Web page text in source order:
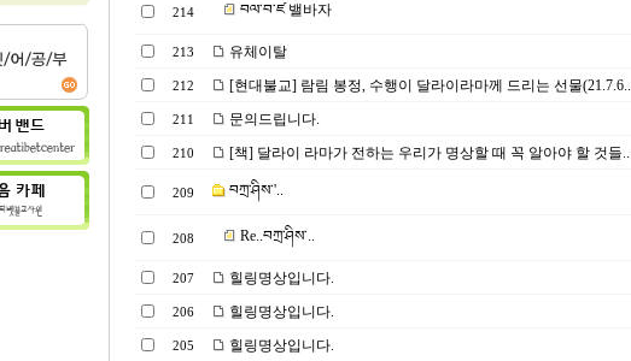
214 བལ་བ་ཛ 밸바자
213 유체이탈
212 [현대불교] 람림 봉정, 수행이 달라이라마께 드리는 선물(21.7.6..
211 문의드립니다.
210 [책] 달라이 라마가 전하는 우리가 명상할 때 꼭 알아야 할 것들..
209 བཀྲ་ཤིས་'..
208 Re..བཀྲ་ཤིས་..
207 힐링명상입니다.
206 힐링명상입니다.
205 힐링명상입니다.